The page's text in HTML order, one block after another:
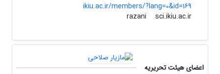
ikiu.ac.ir/members/?lang=0&id=169
razani
sci.ikiu.ac.ir
اعضای هیئت تحریریه